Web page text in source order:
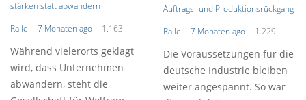
stärken statt abwandern
Ralle
7 Monaten ago 1.163
Während vielerorts geklagt
wird, dass Unternehmen
abwandern, steht die
Auftrags- und Produktionsrückgang
Ralle
7 Monaten ago 1.229
Die Voraussetzungen für die
deutsche Industrie bleiben
weiter angespannt. So war